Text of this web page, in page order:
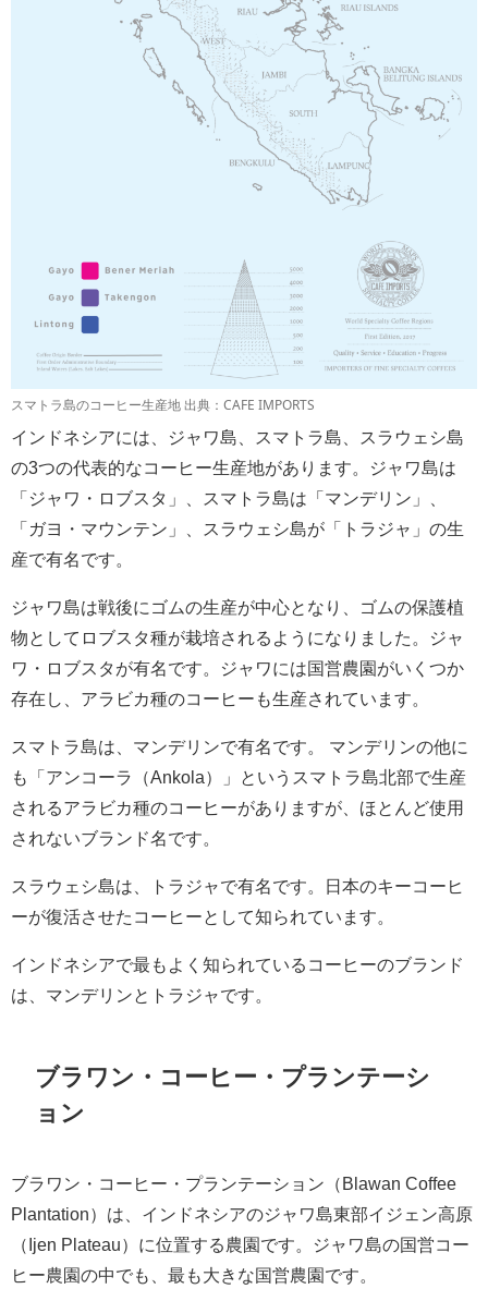
スマトラ島のコーヒー生産地 出典：CAFE IMPORTS
インドネシアには、ジャワ島、スマトラ島、スラウェシ島
の3つの代表的なコーヒー生産地があります。ジャワ島は
「ジャワ・ロブスタ」、スマトラ島は「マンデリン」、
「ガヨ・マウンテン」、スラウェシ島が「トラジャ」の生
産で有名です。
ジャワ島は戦後にゴムの生産が中心となり、ゴムの保護植
物としてロブスタ種が栽培されるようになりました。ジャ
ワ・ロブスタが有名です。ジャワには国営農園がいくつか
存在し、アラビカ種のコーヒーも生産されています。
スマトラ島は、マンデリンで有名です。 マンデリンの他に
も「アンコーラ（Ankola）」というスマトラ島北部で生産
されるアラビカ種のコーヒーがありますが、ほとんど使用
されないブランド名です。
スラウェシ島は、トラジャで有名です。日本のキーコーヒ
ーが復活させたコーヒーとして知られています。
インドネシアで最もよく知られているコーヒーのブランド
は、マンデリンとトラジャです。
ブラワン・コーヒー・プランテーシ
ョン
ブラワン・コーヒー・プランテーション（Blawan Coffee
Plantation）は、インドネシアのジャワ島東部イジェン高原
（Ijen Plateau）に位置する農園です。ジャワ島の国営コー
ヒー農園の中でも、最も大きな国営農園です。